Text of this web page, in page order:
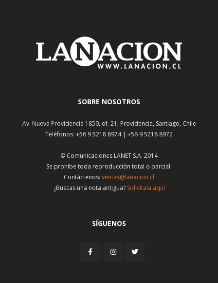
SOBRE NOSOTROS
Av. Nueva Providencia 1850, of. 21, Providencia, Santiago, Chile
Teléfonos: +56 9 5218 8974 | +56 9 5218 8972
© Comunicaciones LANET S.A. 2014
Se prohíbe toda reproducción total o parcial.
Contáctenos: ventas@lanacion.cl
¿Buscas una nota antigua? Solicítala aquí
SÍGUENOS